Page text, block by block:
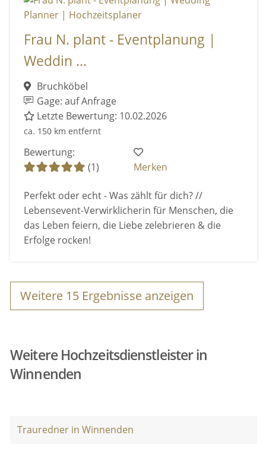
Frau N. plant - Eventplanung |
Weddin ...
Bruchköbel
Gage: auf Anfrage
Letzte Bewertung: 10.02.2026
ca. 150 km entfernt
Bewertung:
(1)
Merken
Perfekt oder echt - Was zählt für dich? //
Lebensevent-Verwirklicherin für Menschen, die
das Leben feiern, die Liebe zelebrieren & die
Erfolge rocken!
Weitere 15 Ergebnisse anzeigen
Weitere Hochzeitsdienstleister in
Winnenden
Trauredner in Winnenden